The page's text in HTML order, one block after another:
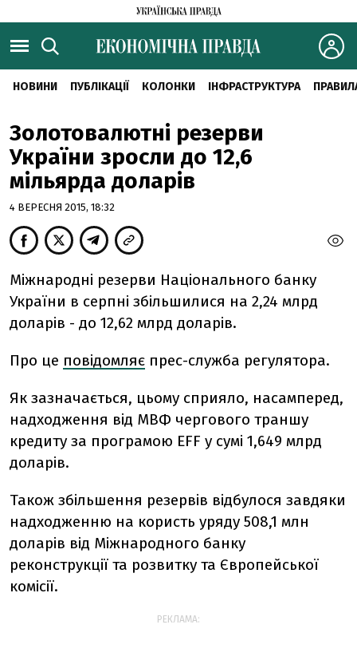
НОВИНИ ПУБЛІКАЦІЇ КОЛОНКИ ІНФРАСТРУКТУРА
Золотовалютні резерви
України зросли до 12,6
мільярда доларів
4 ВЕРЕСНЯ 2015, 18:32
Міжнародні резерви Національного банку
України в серпні збільшилися на 2,24 млрд
доларів - до 12,62 млрд доларів.
Про це повідомляє прес-служба регулятора.
Як зазначається, цьому сприяло, насамперед,
надходження від МВФ чергового траншу
кредиту за програмою EFF у сумі 1,649 млрд
доларів.
Також збільшення резервів відбулося завдяки
надходженню на користь уряду 508,1 млн
доларів від Міжнародного банку
реконструкції та розвитку та Європейської
комісії.
РЕКЛАМА: